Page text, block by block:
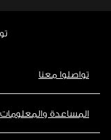
تواصلوا معنا
المساعدة والمعلومات